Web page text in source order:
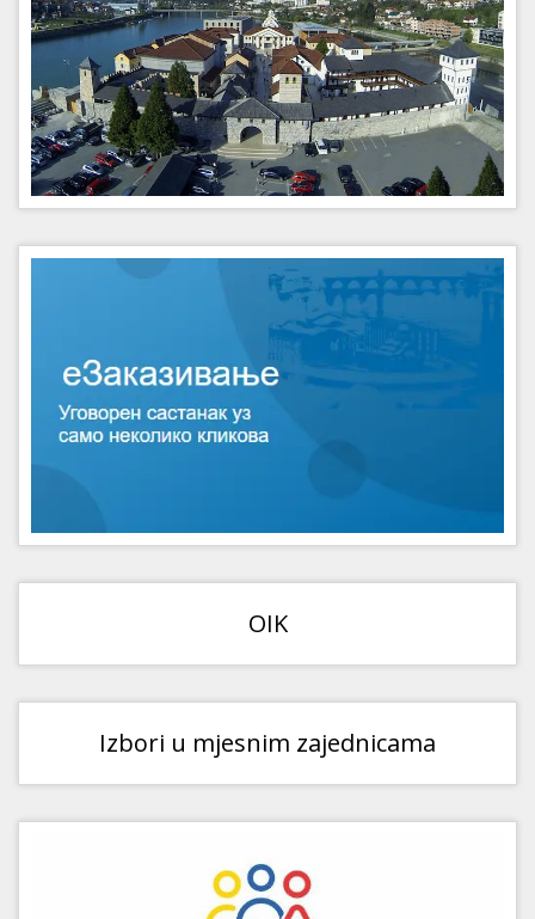
OIK
Izbori u mjesnim zajednicama